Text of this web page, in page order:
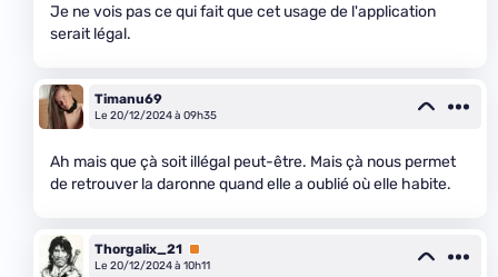
Je ne vois pas ce qui fait que cet usage de l'application
serait légal.
Timanu69
Le 20/12/2024 à 09h35
Ah mais que çà soit illégal peut-être. Mais çà nous permet
de retrouver la daronne quand elle a oublié où elle habite.
Thorgalix_21 Premium
Le 20/12/2024 à 10h11